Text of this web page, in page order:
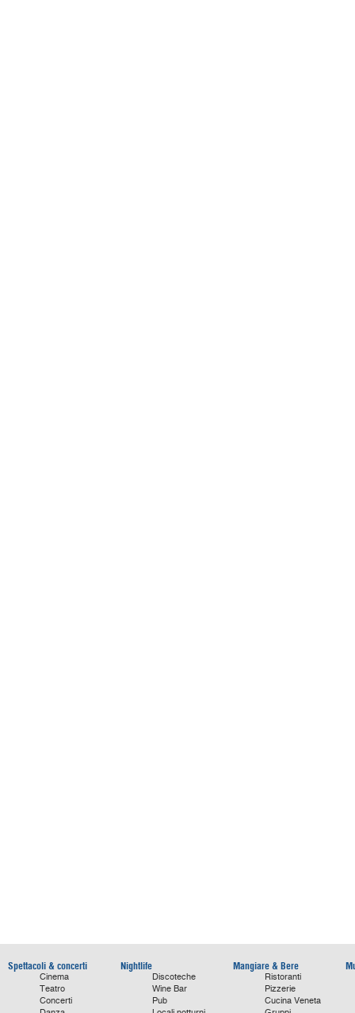
Spettacoli & concerti
Cinema
Teatro
Concerti
Nightlife
Discoteche
Wine Bar
Pub
Mangiare & Bere
Ristoranti
Pizzerie
Cucina Veneta